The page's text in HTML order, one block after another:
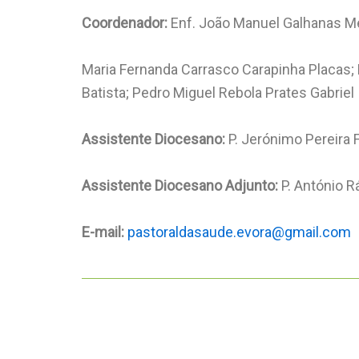
Coordenador: Enf. João Manuel Galhanas
Maria Fernanda Carrasco Carapinha Placas;
Batista; Pedro Miguel Rebola Prates Gabriel
Assistente Diocesano: P. Jerónimo Pereira
Assistente Diocesano Adjunto: P. António
E-mail: pastoraldasaude.evora@gmail.com